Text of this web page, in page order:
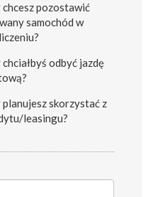
chcesz pozostawić
samochód w
chciałbyś odbyć jazdę
planujesz skorzystać z
leasingu?